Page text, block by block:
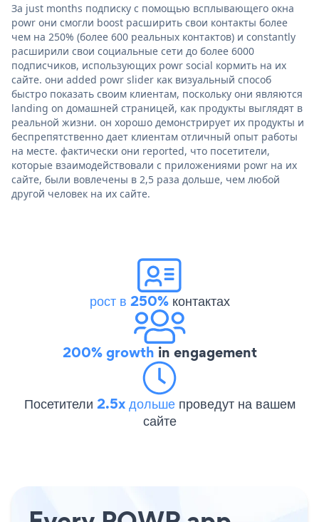
За just months подписку с помощью всплывающего окна
powr они смогли boost расширить свои контакты более
чем на 250% (более 600 реальных контактов) и constantly
расширили свои социальные сети до более 6000
подписчиков, использующих powr social кормить на их
сайте. они added powr slider как визуальный способ
быстро показать своим клиентам, поскольку они являются
landing on домашней страницей, как продукты выглядят в
реальной жизни. он хорошо демонстрирует их продукты и
беспрепятственно дает клиентам отличный опыт работы
на месте. фактически они reported, что посетители,
которые взаимодействовали с приложениями powr на их
сайте, были вовлечены в 2,5 раза дольше, чем любой
другой человек на их сайте.
рост в 250%контактах
200% growth in engagement
Посетители 2.5x дольше проведут на вашем
сайте